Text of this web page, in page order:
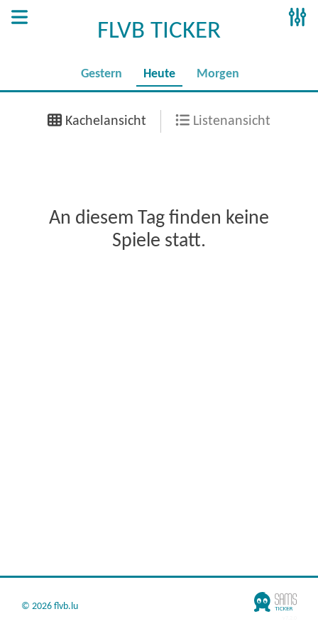
FLVB TICKER
Gestern Heute Morgen
Kachelansicht Listenansicht
An diesem Tag finden keine
Spiele statt.
© 2026 flvb.lu